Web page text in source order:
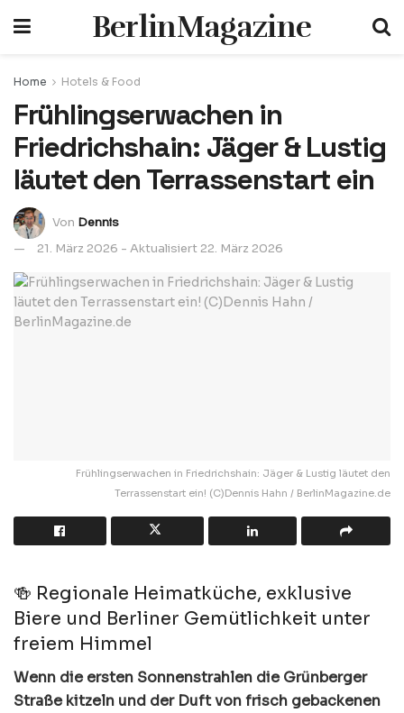
BerlinMagazine
Home Hotels & Food
Frühlingserwachen in
Friedrichshain: Jäger & Lustig
läutet den Terrassenstart ein
Von Dennis
21. März 2026 - Aktualisiert 22. März 2026
Frühlingserwachen in Friedrichshain: Jäger & Lustig läutet den
Terrassenstart ein! (C)Dennis Hahn / BerlinMagazine.de
🍻 Regionale Heimatküche, exklusive
Biere und Berliner Gemütlichkeit unter
freiem Himmel
Wenn die ersten Sonnenstrahlen die Grünberger
Straße kitzeln und der Duft von frisch gebackenen